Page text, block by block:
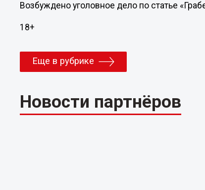
Возбуждено уголовное дело по статье
18+
Еще в рубрике
Новости партнёров